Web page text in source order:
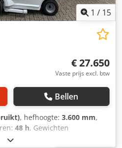
1 / 15
€ 27.650
Vaste prijs excl. btw
Bellen
, hefhoogte: 3.600 mm,
48 h, Gewichten
Hefvermogen: 600 kg